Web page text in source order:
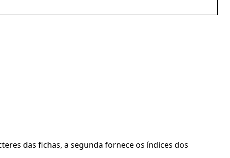
das fichas, a segunda fornece os índices dos